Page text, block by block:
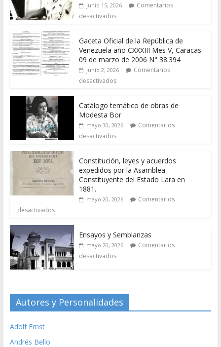
junio 15, 2026
Comentarios
desactivados
Gaceta Oficial de la República de
Venezuela año CXXXIII Mes V, Caracas
09 de marzo de 2006 N° 38.394
junio 2, 2026
Comentarios
desactivados
Catálogo temático de obras de
Modesta Bor
mayo 30, 2026
Comentarios
desactivados
Constitución, leyes y acuerdos
expedidos por la Asamblea
Constituyente del Estado Lara en
1881.
mayo 20, 2026
Comentarios
desactivados
Ensayos y Semblanzas
mayo 20, 2026
Comentarios
desactivados
Autores y Personalidades
Adolf Ernst
Andrés Bello